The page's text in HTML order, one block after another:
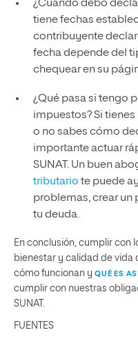
¿Cuándo debo
tiene fechas
contribuyente
fecha depende del
chequear en su
¿Qué pasa si tengo
impuestos? Si
o no sabes cómo
importante actuar
SUNAT. Un buen
tributario te puede
problemas, crear un
tu deuda.
En conclusión, cumplir con
bienestar y calidad de vida
cómo funcionan y QUÉ ES
cumplir con nuestras
SUNAT.
FUENTES